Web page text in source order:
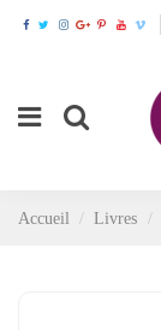
Accueil Livres